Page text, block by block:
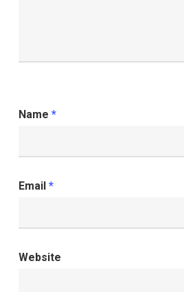
Name *
Email *
Website